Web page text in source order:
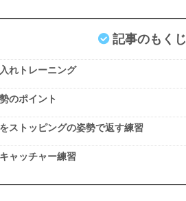
記事のもくじ
れトレーニング
のポイント
ストッピングの姿勢で返す練習
ャッチャー練習